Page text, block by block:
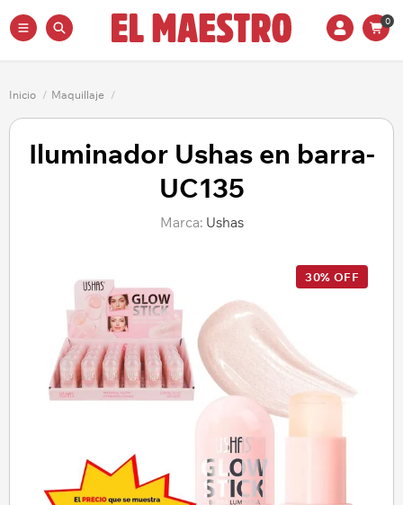
0
Inicio / Maquillaje /
Iluminador Ushas en barra-
UC135
Marca: Ushas
30% OFF